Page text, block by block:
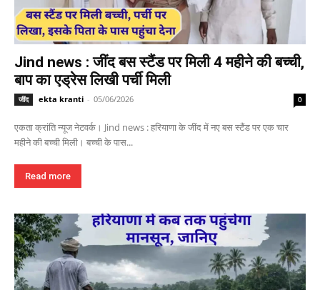
Jind news : जींद बस स्टैंड पर मिली 4 महीने की बच्ची,
बाप का एड्रेस लिखी पर्ची मिली
जींद ekta kranti - 05/06/2026 0
एकता क्रांति न्यूज नेटवर्क। Jind news : हरियाणा के जींद में नए बस स्टैंड पर एक चार
महीने की बच्ची मिली। बच्ची के पास...
Read more